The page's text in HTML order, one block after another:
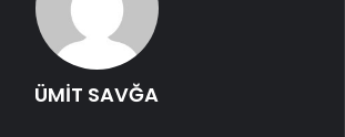
ÜMİT SAVĞA